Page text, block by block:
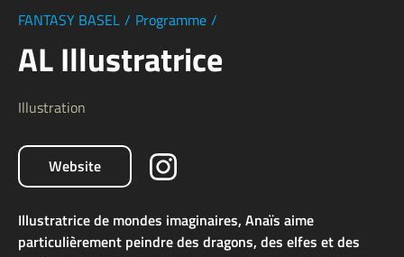
FANTASY BASEL / Programme /
AL Illustratrice
Illustration
Website
Illustratrice de mondes imaginaires, Anaïs aime
particulièrement peindre des dragons, des elfes et des